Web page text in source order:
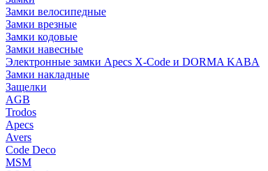
Замки велосипедные
Замки врезные
Замки кодовые
Замки навесные
Электронные замки Apecs X-Code и DORMA KABA
Замки накладные
Защелки
AGB
Trodos
Apecs
Avers
Code Deco
MSM